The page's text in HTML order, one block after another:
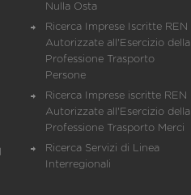
Nulla Osta
Ricerca Imprese Iscritte REN
Autorizzate all'Esercizio della
Professione Trasporto
Persone
Ricerca Imprese iscritte REN
Autorizzate all'Esercizio della
Professione Trasporto Merci
Ricerca Servizi di Linea
Interregionali